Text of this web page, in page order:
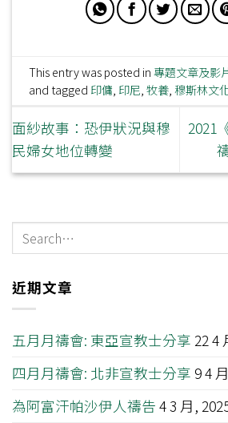
This entry was posted in專題文章及影
and tagged 印傭 印尼 ,牧養 ,穆斯林文
面紗故事：恐伊狀況與穆
民婦女地位轉變
2021
近期文章
五月月禱會: 東亞宣教士分享 22 4
四月月禱會: 北非宣教士分享 9 4
為阿富汗帕沙伊人禱告 4 3 月,